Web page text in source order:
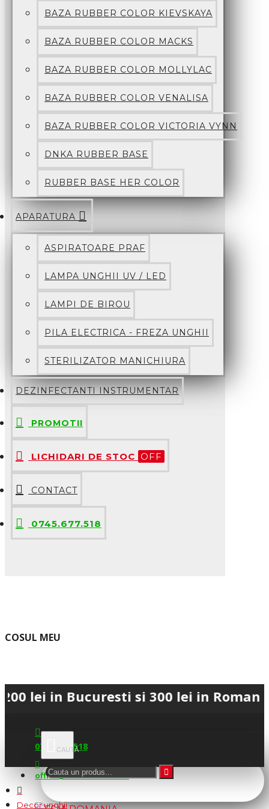
BAZA RUBBER COLOR KIEVSKAYA
BAZA RUBBER COLOR MACKS
BAZA RUBBER COLOR MOLLYLAC
BAZA RUBBER COLOR VENALISA
BAZA RUBBER COLOR VICTORIA VYNN
DNKA RUBBER BASE
RUBBER BASE HER COLOR
APARATURA
ASPIRATOARE PRAF
LAMPA UNGHII UV / LED
LAMPI DE BIROU
PILA ELECTRICA - FREZA UNGHII
STERILIZATOR MANICHIURA
DEZINFECTANTI INSTRUMENTAR
PROMOTII
LICHIDARI DE STOC OFF
CONTACT
0745.677.518
COSUL MEU
Bucuresti si 300 lei in Romania •
0745.677.518
office@fsm-romania.ro
Decor unghii